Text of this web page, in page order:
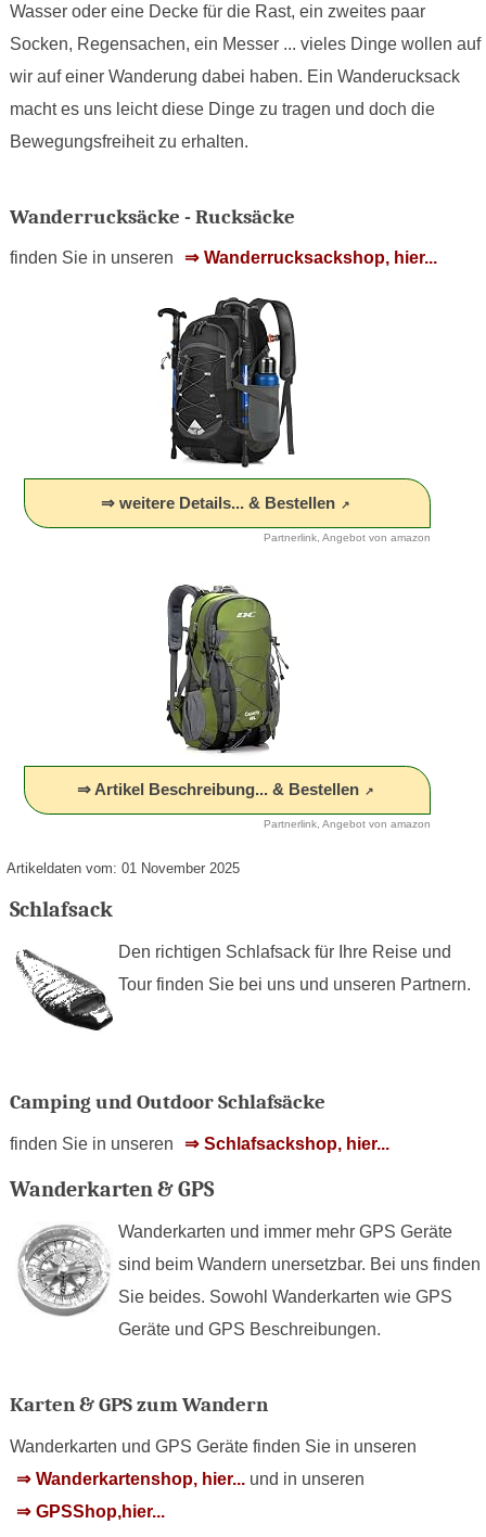
Wasser oder eine Decke für die Rast, ein zweites paar
Socken, Regensachen, ein Messer ... vieles Dinge wollen auf
wir auf einer Wanderung dabei haben. Ein Wanderucksack
macht es uns leicht diese Dinge zu tragen und doch die
Bewegungsfreiheit zu erhalten.
Wanderrucksäcke - Rucksäcke
finden Sie in unseren Wanderrucksackshop, hier...
⇒ weitere Details... & Bestellen
Partnerlink, Angebot von amazon
⇒ Artikel Beschreibung... & Bestellen
Partnerlink, Angebot von amazon
Artikeldaten vom: 01 November 2025
Schlafsack
Den richtigen Schlafsack für Ihre Reise und
Tour finden Sie bei uns und unseren Partnern.
Camping und Outdoor Schlafsäcke
finden Sie in unseren Schlafsackshop, hier...
Wanderkarten & GPS
Wanderkarten und immer mehr GPS Geräte
sind beim Wandern unersetzbar. Bei uns finden
Sie beides. Sowohl Wanderkarten wie GPS
Geräte und GPS Beschreibungen.
Karten & GPS zum Wandern
Wanderkarten und GPS Geräte finden Sie in unseren
Wanderkartenshop, hier... und in unseren
GPSShop,hier...